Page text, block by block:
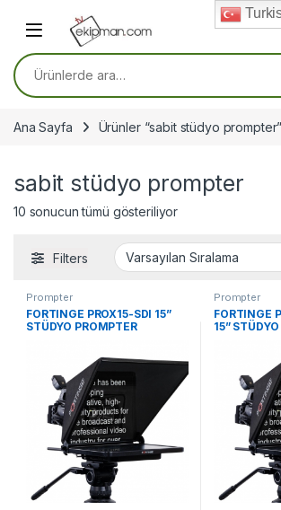
Ara:
Ana Sayfa Ürünler “sabit stüdyo
sabit stüdyo prompter
10 sonucun tümü gösteriliyor
Filters
Prompter
FORTINGE PROX15-SDI 15”
STÜDYO PROMPTER
Prompter
FORTINGE
15”